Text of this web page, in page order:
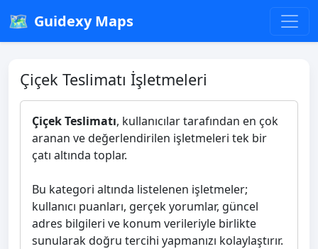
🗺️ Guidexy Maps
Çiçek Teslimatı İşletmeleri
Çiçek Teslimatı, kullanıcılar tarafından en çok
aranan ve değerlendirilen işletmeleri tek bir
çatı altında toplar.
Bu kategori altında listelenen işletmeler;
kullanıcı puanları, gerçek yorumlar, güncel
adres bilgileri ve konum verileriyle birlikte
sunularak doğru tercihi yapmanızı kolaylaştırır.